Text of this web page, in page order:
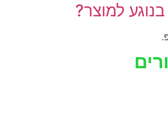
למוצר?